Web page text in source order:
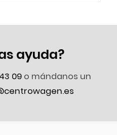
ayuda?
09o mándanos un